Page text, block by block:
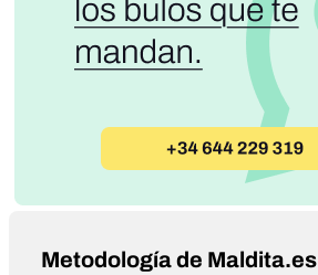
Metodología de Maldita.es